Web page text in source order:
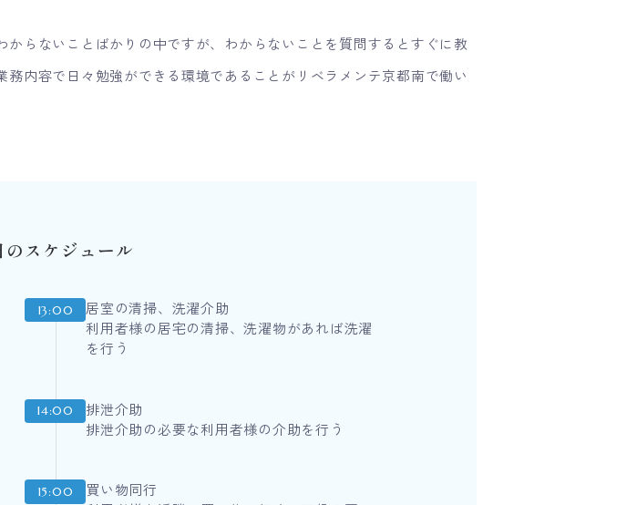
らないことばかりの中ですが、わからないことを質問するとすぐに教
内容で日々勉強ができる環境であることがリベラメンテ京都南で働い
のスケジュール
13:00
居室の清掃、洗濯介助
利用者様の居宅の清掃、洗濯物があれば洗濯
を行う
14:00
排泄介助
排泄介助の必要な利用者様の介助を行う
15:00
買い物同行